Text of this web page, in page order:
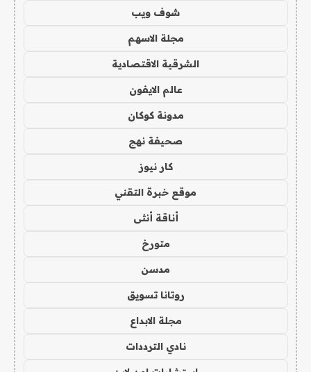
شوف ويب
مجلة الاسهم
الشرقية الاقتصادية
عالم الايفون
مدونة كوكان
صحيفة نهج
كار نيوز
موقع خبرة التقني
أناقة أنثى
متورخ
مدسن
روتانا تسويق
مجلة الابداع
نادي الترددات